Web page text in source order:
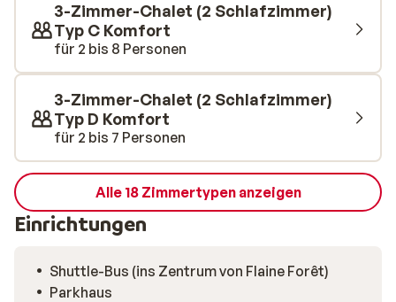
3-Zimmer-Chalet (2 Schlafzimmer)
Typ C Komfort
für 2 bis 8 Personen
3-Zimmer-Chalet (2 Schlafzimmer)
Typ D Komfort
für 2 bis 7 Personen
Alle 18 Zimmertypen anzeigen
Einrichtungen
Shuttle-Bus (ins Zentrum von Flaine Forêt)
Parkhaus